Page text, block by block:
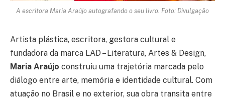
A escritora Maria Araújo autografando o seu livro. Foto: Divulgação
Artista plástica, escritora, gestora cultural e
fundadora da marca LAD – Literatura, Artes & Design,
Maria Araújo construiu uma trajetória marcada pelo
diálogo entre arte, memória e identidade cultural. Com
atuação no Brasil e no exterior, sua obra transita entre